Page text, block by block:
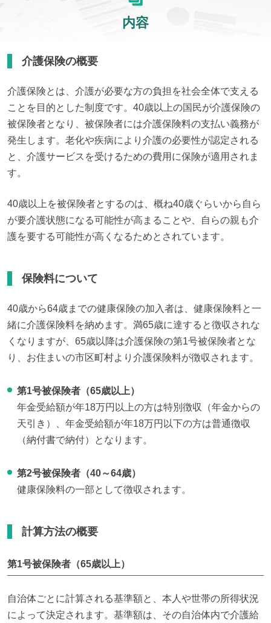
内容
介護保険の概要
介護保険とは、介護が必要な方の負担を社会全体で支える
ことを目的とした制度です。40歳以上の国民が介護保険の
被保険者となり、被保険者には介護保険料の支払い義務が
発生します。老化や疾病により介護の必要性が認定される
と、介護サービスを受けるための費用に保険が適用されま
す。
40歳以上を被保険者とするのは、概ね40歳ぐらいから自ら
が要介護状態になる可能性が高まることや、自らの親も介
護を要する可能性が高くなるためとされています。
保険料について
40歳から64歳までの健康保険の加入者は、健康保険料と一
緒に介護保険料を納めます。満65歳に達すると徴収されな
くなりますが、65歳以降は介護保険の第1号被保険者とな
り、お住まいの市区町村より介護保険料が徴収されます。
第1号被保険者（65歳以上）
年金受給額が年18万円以上の方は特別徴収（年金からの
天引き）、年金受給額が年18万円以下の方は普通徴収
（納付書で納付）となります。
第2号被保険者（40～64歳）
健康保険料の一部として徴収されます。
計算方法の概要
第1号被保険者（65歳以上）
自治体ごとに計算される基準額と、本人や世帯の所得状況
によって決定されます。基準額は、その自治体内で介護給